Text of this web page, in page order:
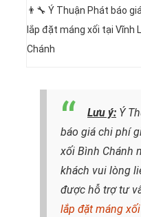
👨‍🔧 Ý Thuận Phát báo
lắp đặt máng xối tại Vĩnh
Chánh
Lưu ý: Ý
báo giá chi phí
xối Bình Chánh
khách vui lòng
được hỗ trợ tư
lắp đặt máng xối